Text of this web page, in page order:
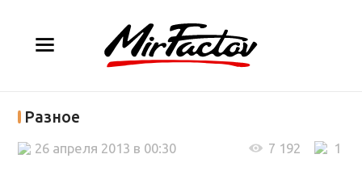
Разное
1
7 192
26 апреля 2013 в 00:30